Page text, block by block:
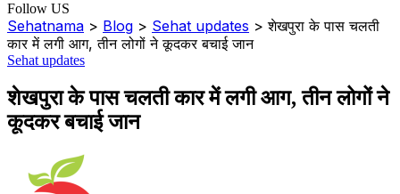
Follow US
Sehatnama > Blog > Sehat updates >शेखपुरा के पास चलती
कार में लगी आग, तीन लोगों ने कूदकर बचाई जान
Sehat updates
शेखपुरा के पास चलती कार में लगी आग, तीन लोगों ने
कूदकर बचाई जान